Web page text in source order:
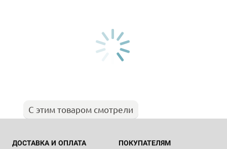
С этим товаром смотрели
ДОСТАВКА И ОПЛАТА ПОКУПАТЕЛЯМ